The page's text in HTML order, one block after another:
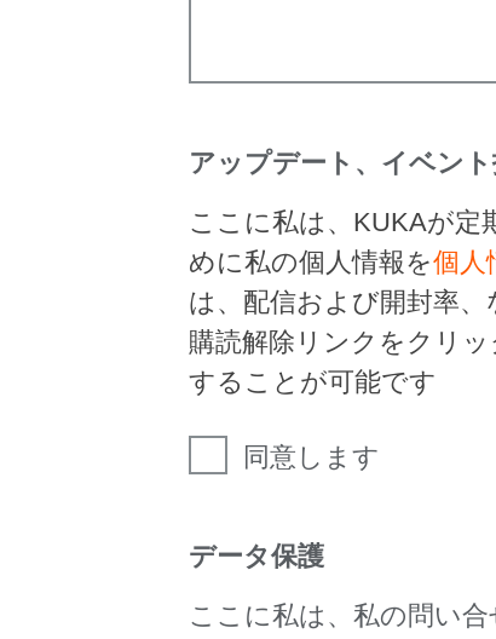
アップデート、イベン
ここに私は、KUKAが
めに私の個人情報を個人
は、配信および開封率
購読解除リンクをクリ
することが可能です
同意します
データ保護
ここに私は、私の問い